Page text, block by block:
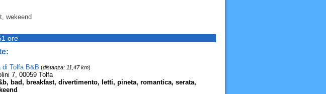
wekeend
ore
di Tolfa B&B (distanza: 11,47 km)
7, 00059 Tolfa
bad, breakfast, divertimento, letti, pineta, romantica, serata,